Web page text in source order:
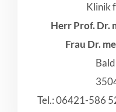
Klinik
Herr Prof. Dr.
Frau Dr.
Tel.: 06421-586